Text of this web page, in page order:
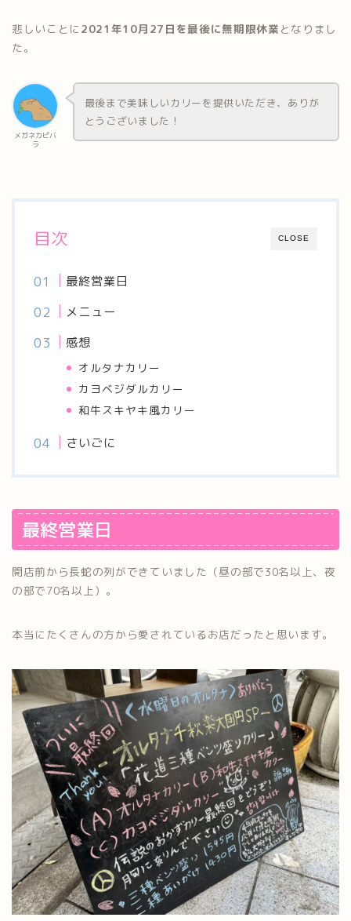
悲しいことに 2021年10月27日を最後に無期限休業 となりまし
た。
メガネカピバ
ラ
最後まで美味しいカリーを提供いただき、ありが
とうございました！
CLOSE
目次
最終営業日
メニュー
感想
オルタナカリー
カヨベジダルカリー
和牛スキヤキ風カリー
さいごに
最終営業日
開店前から長蛇の列ができていました（昼の部で30名以上、夜
の部で70名以上）。
本当にたくさんの方から愛されているお店だったと思います。